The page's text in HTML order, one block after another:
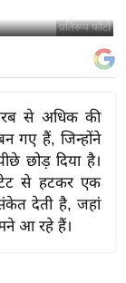
प्रतिरूप फोटो
से अधिक की
गए हैं, जिन्होंने
छोड़ दिया है।
से हटकर एक
देती है, जहां
आ रहे हैं।